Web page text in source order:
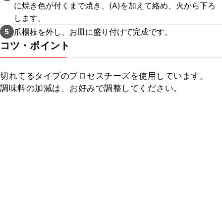
に焼き色が付くまで焼き、(A)を加えて絡め、火から下ろ
します。
5 爪楊枝を外し、お皿に盛り付けて完成です。
コツ・ポイント
切れてるタイプのプロセスチーズを使用しています。
調味料の加減は、お好みで調整してください。